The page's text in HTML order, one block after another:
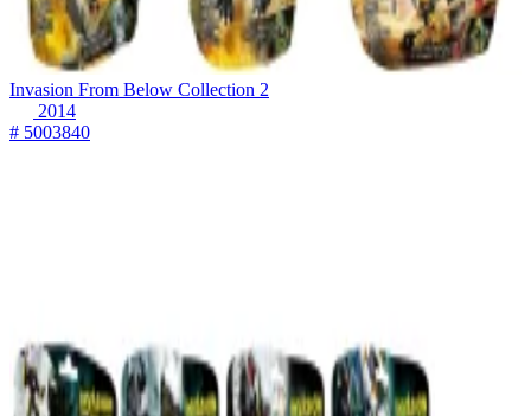
Invasion From Below Collection 2
2014
# 5003840